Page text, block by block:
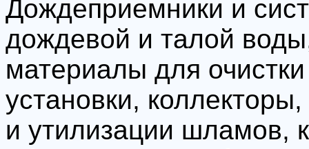
Дождеприемники и
дождевой и талой
материалы для
установки,
и утилизации шламов,